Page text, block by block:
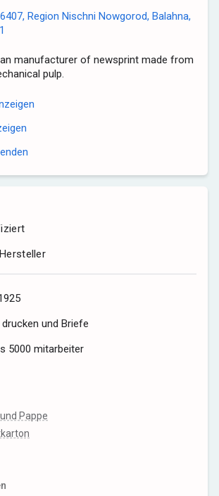
und Briefe
5000 mitarbeiter
Pappe
Region Nischni Nowgorod, Balahna,
manufacturer of newsprint made from
pulp.